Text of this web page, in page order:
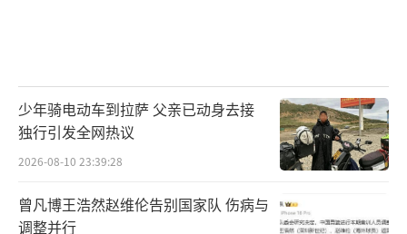
少年骑电动车到拉萨 父亲已动身去接
独行引发全网热议
2026-08-10 23:39:28
曾凡博王浩然赵维伦告别国家队 伤病与
调整并行